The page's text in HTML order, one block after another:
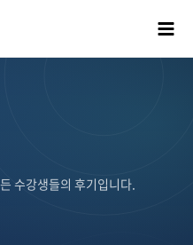
수강생들의 후기입니다.